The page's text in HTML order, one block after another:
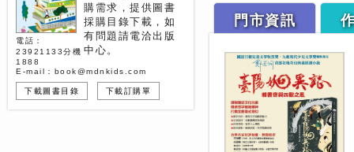
購需求，提供圖書
採購目錄下載，如
有問題請電洽出版
中心。
電話：
23921133分機
1888
E-mail：book@mdnkids.com
下載圖書目錄 下載訂購單
門市資訊